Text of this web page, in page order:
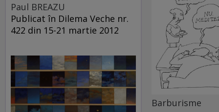
Paul BREAZU
Publicat în Dilema Veche nr.
422 din 15-21 martie 2012
Barburisme